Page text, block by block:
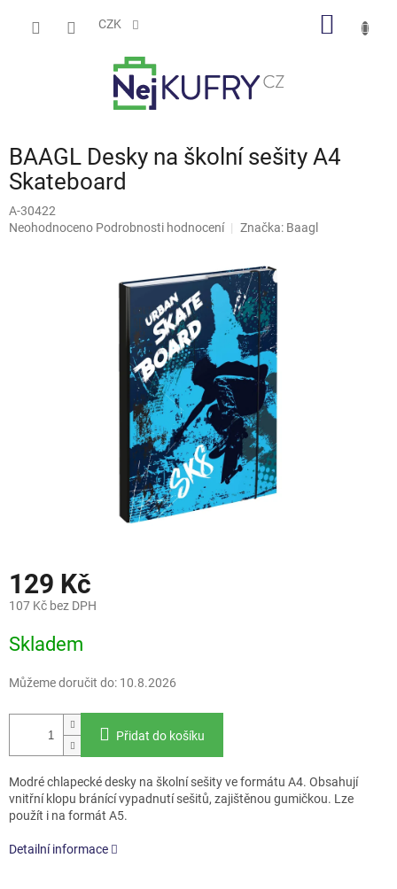
CZK
BAAGL Desky na školní sešity A4
Skateboard
A-30422
Průměrné
Neohodnoceno Podrobnosti hodnocení Značka: Baagl
129 Kč
107 Kč bez DPH
cena:
Skladem
Můžeme doručit do: 10.8.2026
Přidat do košíku
Modré chlapecké desky na školní sešity ve formátu A4. Obsahují
vnitřní klopu bránící vypadnutí sešitů, zajištěnou gumičkou. Lze
použít i na formát A5.
Detailní informace